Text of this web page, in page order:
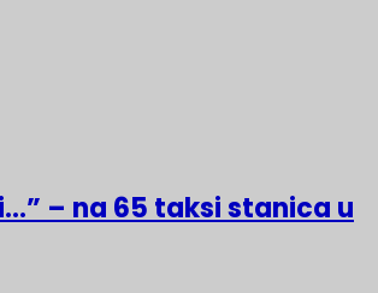
– na 65 taksi stanica u